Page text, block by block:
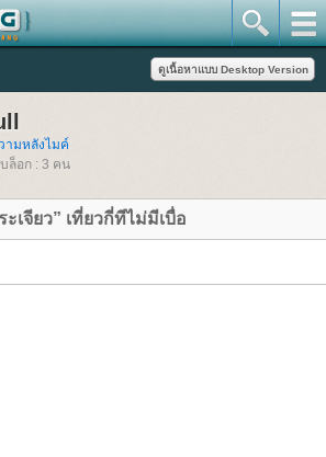
ามหลังไมค์
ล็อก : 3 คน
เจียว” เที่ยวกี่ทีไม่มีเบื่อ